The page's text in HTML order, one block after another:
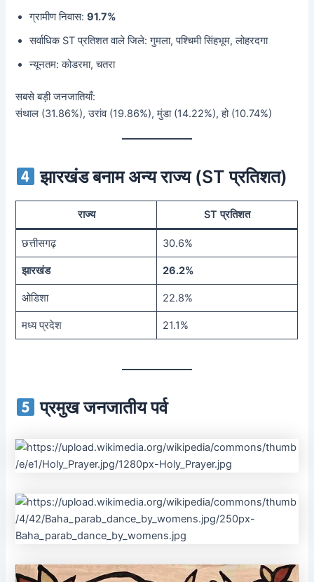
ग्रामीण निवास:91.7%
सर्वाधिक ST प्रतिशत वाले जिले: गुमला, पश्चिमी सिंहभूम, लोहरदगा
न्यूनतम: कोडरमा, चतरा
सबसे बड़ी जनजातियाँ:
संथाल (31.86%), उरांव (19.86%), मुंडा (14.22%), हो (10.74%)
झारखंड बनाम अन्य राज्य (ST प्रतिशत)
राज्य ST प्रतिशत
छत्तीसगढ़ 30.6%
झारखंड 26.2%
ओडिशा 22.8%
मध्य प्रदेश 21.1%
प्रमुख जनजातीय पर्व